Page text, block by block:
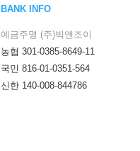
BANK INFO
예금주명 (주)빅앤조이
농협 301-0385-8649-11
국민 816-01-0351-564
신한 140-008-844786